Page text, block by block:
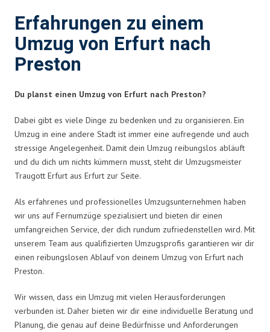
Erfahrungen zu einem
Umzug von Erfurt nach
Preston
Du planst einen Umzug von Erfurt nach Preston?
Dabei gibt es viele Dinge zu bedenken und zu organisieren. Ein
Umzug in eine andere Stadt ist immer eine aufregende und auch
stressige Angelegenheit. Damit dein Umzug reibungslos abläuft
und du dich um nichts kümmern musst, steht dir Umzugsmeister
Traugott Erfurt aus Erfurt zur Seite.
Als erfahrenes und professionelles Umzugsunternehmen haben
wir uns auf Fernumzüge spezialisiert und bieten dir einen
umfangreichen Service, der dich rundum zufriedenstellen wird. Mit
unserem Team aus qualifizierten Umzugsprofis garantieren wir dir
einen reibungslosen Ablauf von deinem Umzug von Erfurt nach
Preston.
Wir wissen, dass ein Umzug mit vielen Herausforderungen
verbunden ist. Daher bieten wir dir eine individuelle Beratung und
Planung, die genau auf deine Bedürfnisse und Anforderungen